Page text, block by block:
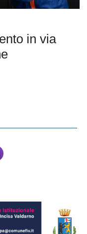
in via